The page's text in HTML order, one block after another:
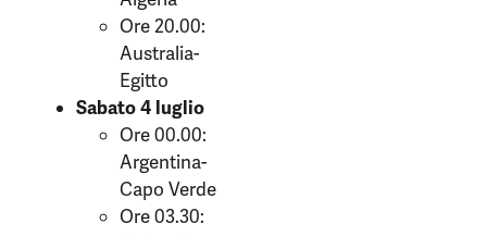
Ore 20.00:
Australia-
Egitto
Sabato 4 luglio
Ore 00.00:
Argentina-
Capo Verde
Ore 03.30: